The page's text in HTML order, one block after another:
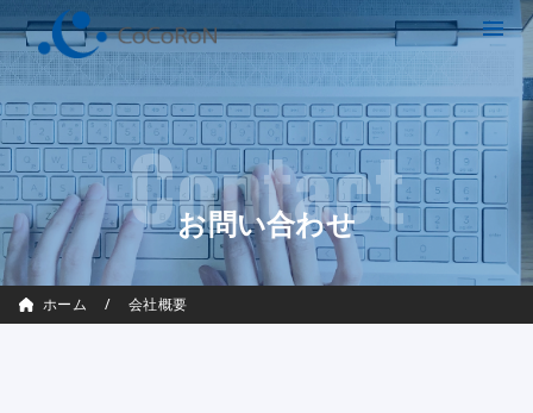
Contact
お問い合わせ
ホーム / 会社概要